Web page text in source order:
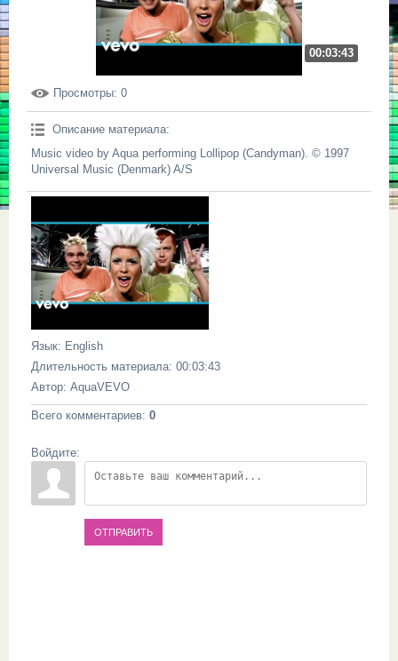
00:03:43
Просмотры: 0
Описание материала:
Music video by Aqua performing Lollipop (Candyman). © 1997
Universal Music (Denmark) A/S
Язык: English
Длительность материала: 00:03:43
Автор: AquaVEVO
Всего комментариев: 0
Войдите:
ОТПРАВИТЬ